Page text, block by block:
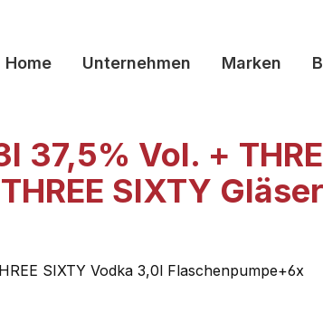
Home Unternehmen Marken
37,5% Vol. +
SIXTY